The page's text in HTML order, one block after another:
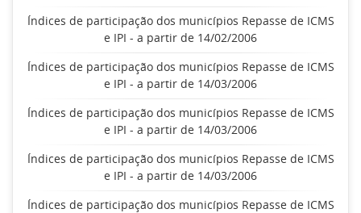
Índices de participação dos municípios Repasse de ICMS
e IPI - a partir de 14/02/2006
Índices de participação dos municípios Repasse de ICMS
e IPI - a partir de 14/03/2006
Índices de participação dos municípios Repasse de ICMS
e IPI - a partir de 14/03/2006
Índices de participação dos municípios Repasse de ICMS
e IPI - a partir de 14/03/2006
Índices de participação dos municípios Repasse de ICMS